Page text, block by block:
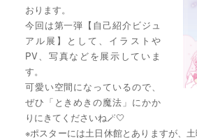
おります。
今回は第一弾【自己紹介ビジュ
アル展】として、イラストや
PV、写真などを展示していま
す。
可愛い空間になっているので、
ぜひ「ときめきの魔法」にかか
りにきてくださいね🪄🤍
※ポスターには土日休館とありますが、